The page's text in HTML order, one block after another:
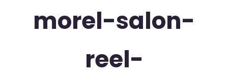
morel-salon-
reel-